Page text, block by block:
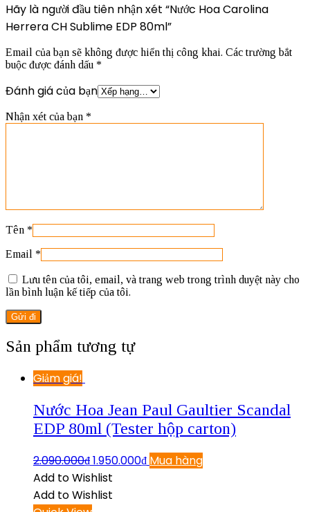
Hãy là người đầu tiên nhận xét “Nước Hoa Carolina
Herrera CH Sublime EDP 80ml”
Email của bạn sẽ không được hiển thị công khai. Các trường bắt
buộc được đánh dấu *
Đánh giá của bạn
Nhận xét của bạn *
Tên *
Email *
Lưu tên của tôi, email, và trang web trong trình duyệt này cho
lần bình luận kế tiếp của tôi.
Sản phẩm tương tự
Giảm giá!
Nước Hoa Jean Paul Gaultier Scandal
EDP 80ml (Tester hộp carton)
2.090.000₫1.950.000₫ Mua hàng
Add to Wishlist
Add to Wishlist